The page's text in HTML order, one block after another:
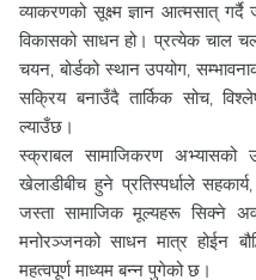
व्याकरणको सूक्ष्म ज्ञान आत्मसात्
विकासको साधन हो। प्रत्येक चाल
चयन, बोर्डको स्थान उपयोग,
सक्रिय बनाउँदै तार्किक सोच,
ल्याउँछ।
स्क्राबल सामाजिकरण अभ्यासको
खेलाडीबीच हुने प्रतिस्पर्धाले
जस्ता सामाजिक मूल्यहरू सिक्ने
मनोरञ्जनको साधन मात्र होईन
महत्वपूर्ण माध्यम बन्न पुगेको छ।